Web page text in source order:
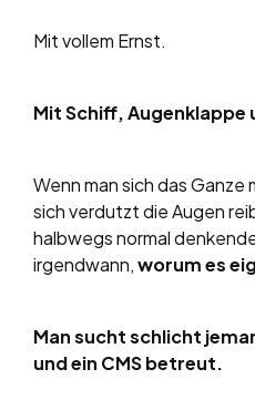
Mit vollem Ernst.
Mit Schiff, Augenklappe
Wenn man sich das Ganze
sich verdutzt die Augen
halbwegs normal
irgendwann,worum es
Man sucht schlicht
und ein CMS betreut.